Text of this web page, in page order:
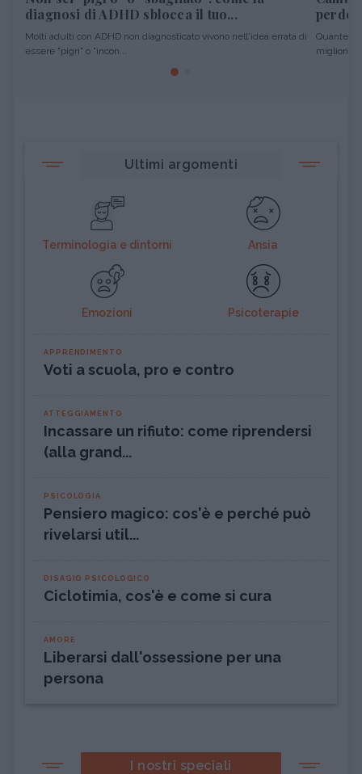
diagnosi di ADHD sblocca il tuo...
Molti adulti con ADHD non diagnosticato vivono nell'idea errata di
essere "pigri" o "incon...
Quante
migliori
Ultimi argomenti
Terminologia e dintorni Ansia
Emozioni Psicoterapie
APPRENDIMENTO
Voti a scuola, pro e contro
ATTEGGIAMENTO
Incassare un rifiuto: come riprendersi
(alla grand...
PSICOLOGIA
Pensiero magico: cos'è e perché può
rivelarsi util...
DISAGIO PSICOLOGICO
Ciclotimia, cos'è e come si cura
AMORE
Liberarsi dall'ossessione per una
persona
I nostri speciali